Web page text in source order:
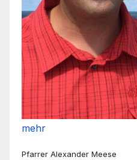
mehr
Pfarrer Alexander Meese